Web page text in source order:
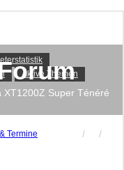
Aktive Themen
XT1200Z Super Ténéré
Termine